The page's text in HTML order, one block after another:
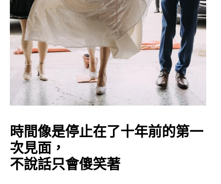
時間像是停止在了十年前的第一
次見面，
不說話只會傻笑著